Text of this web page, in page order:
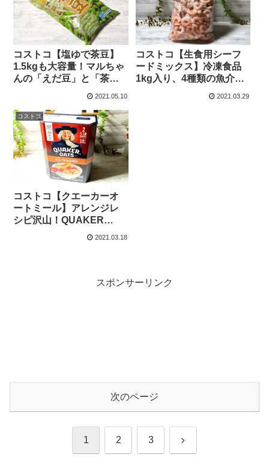
コストコ【塩ゆで茶豆】
1.5kgも大容量！マルちゃ
んの「えだ豆」と「茶
2021.05.10
コストコ【生食用シーフ
ードミックス】冷凍食品
1kg入り、4種類の魚介類
2021.03.29
コストコ
コストコ【クエーカーオ
ートミール】アレンジレ
シピ沢山！QUAKER
OATSのアメリカ産オーツ
2021.03.18
スポンサーリンク
次のページ
1 2 3 次